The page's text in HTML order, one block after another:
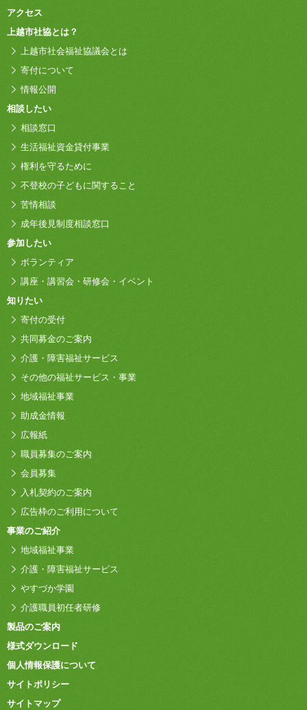
アクセス
上越市社協とは？
上越市社会福祉協議会とは
寄付について
情報公開
相談したい
相談窓口
生活福祉資金貸付事業
権利を守るために
不登校の子どもに関すること
苦情相談
成年後見制度相談窓口
参加したい
ボランティア
講座・講習会・研修会・イベント
知りたい
寄付の受付
共同募金のご案内
介護・障害福祉サービス
その他の福祉サービス・事業
地域福祉事業
助成金情報
広報紙
職員募集のご案内
会員募集
入札契約のご案内
広告枠のご利用について
事業のご紹介
地域福祉事業
介護・障害福祉サービス
やすづか学園
介護職員初任者研修
製品のご案内
様式ダウンロード
個人情報保護について
サイトポリシー
サイトマップ